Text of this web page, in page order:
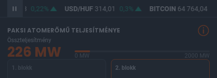
362,53 0,22% USD/HUF314,01 0,3% BITCOIN64 764,04
PAKSI ATOMERŐMŰ TELJESÍTMÉNYE
Összteljesítmény
226 MW 0 MW
2000 MW
1. blokk
2. blokk